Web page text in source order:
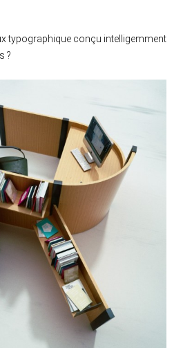
typographique conçu intelligemment
?